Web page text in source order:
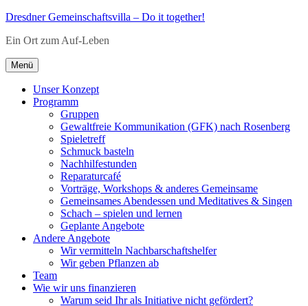
Zum
springen
Dresdner Gemeinschaftsvilla – Do it together!
Ein Ort zum Auf-Leben
Menü
Unser Konzept
Programm
Gruppen
Gewaltfreie Kommunikation (GFK) nach Rosenberg
Spieletreff
Schmuck basteln
Nachhilfestunden
Reparaturcafé
Vorträge, Workshops & anderes Gemeinsame
Gemeinsames Abendessen und Meditatives & Singen
Schach – spielen und lernen
Geplante Angebote
Andere Angebote
Wir vermitteln Nachbarschaftshelfer
Wir geben Pflanzen ab
Team
Wie wir uns finanzieren
Warum seid Ihr als Initiative nicht gefördert?